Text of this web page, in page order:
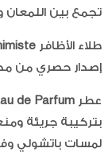
تجمع بين اللمعان
طلاء الأظافر
إصدار حصري من
عطرde Parfum
بتركيبة جريئة
لمسات باتشولي